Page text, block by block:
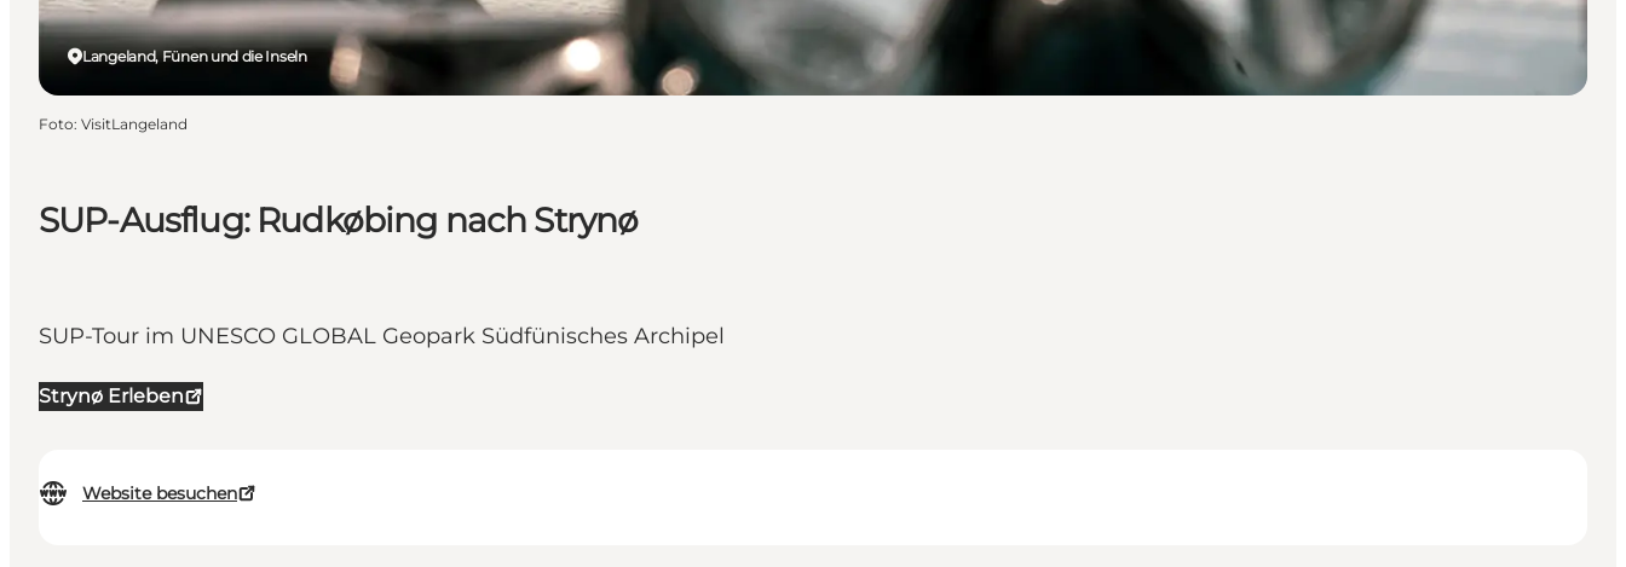
SUP-Ausflug: Rudkøbing nach Strynø
SUP-Tour im UNESCO GLOBAL Geopark Südfünisches Archipel
Strynø Erleben
Website besuchen
Langeland, Fünen und die Inseln
Foto: VisitLangeland